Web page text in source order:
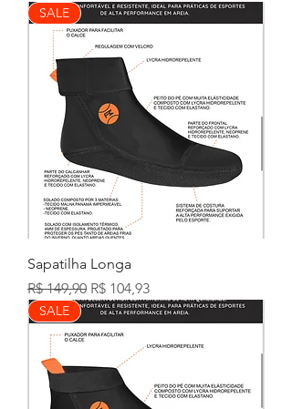
SALE
Sapatilha Longa
Preço normal
R$ 149,90 Preço promocional
R$ 104,93
SALE